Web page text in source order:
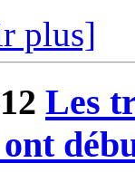
plus]
Les